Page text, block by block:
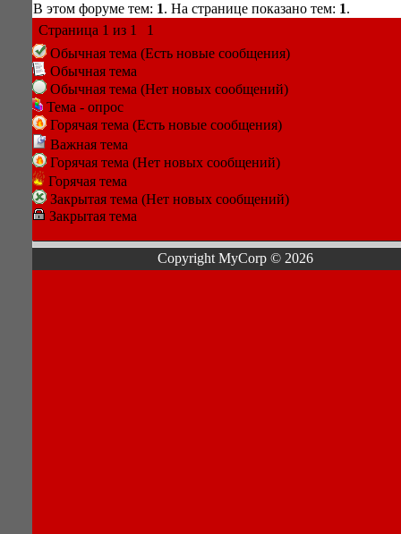
В этом форуме тем: 1. На странице показано тем: 1.
Страница 1 из 1
1
Обычная тема (Есть новые сообщения)
Обычная тема
Обычная тема (Нет новых сообщений)
Тема - опрос
Горячая тема (Есть новые сообщения)
Важная тема
Горячая тема (Нет новых сообщений)
Горячая тема
Закрытая тема (Нет новых сообщений)
Закрытая тема
Copyright MyCorp © 2026